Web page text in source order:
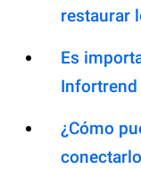
restaurar
Es
Infortrend
¿Cómo